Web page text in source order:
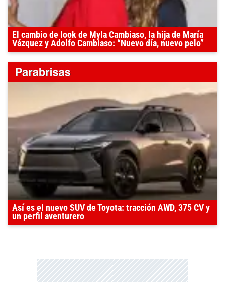
El cambio de look de Myla Cambiaso, la hija de María
Vázquez y Adolfo Cambiaso: “Nuevo día, nuevo pelo”
Así es el nuevo SUV de Toyota: tracción AWD, 375 CV y
un perfil aventurero